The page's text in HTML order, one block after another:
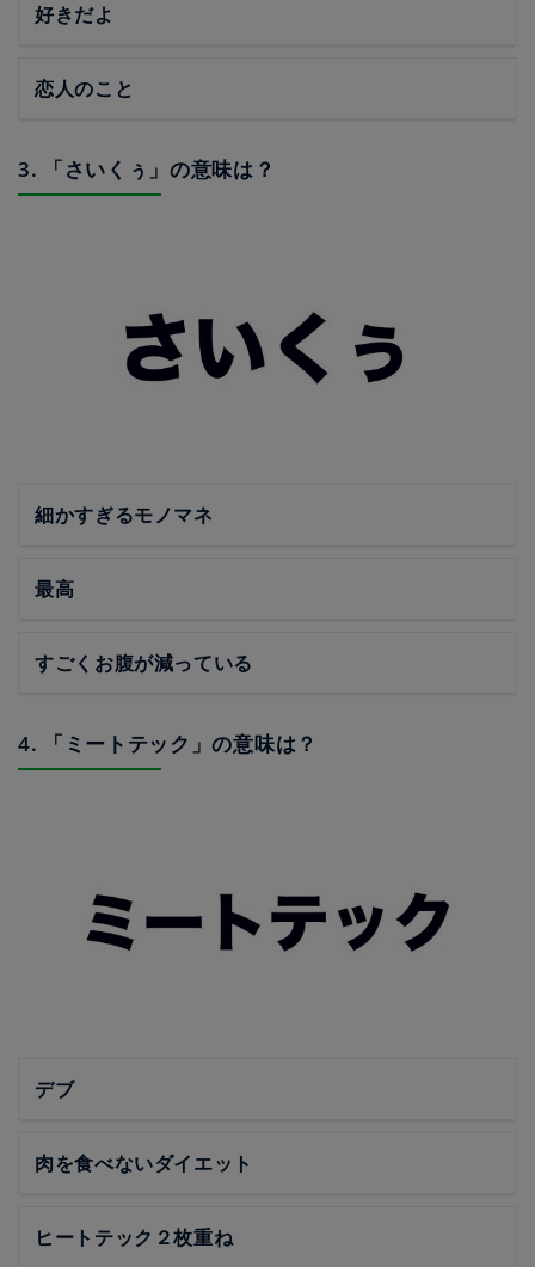
好きだよ
恋人のこと
3. 「さいくぅ」の意味は？
細かすぎるモノマネ
最高
すごくお腹が減っている
4. 「ミートテック」の意味は？
デブ
肉を食べないダイエット
ヒートテック２枚重ね